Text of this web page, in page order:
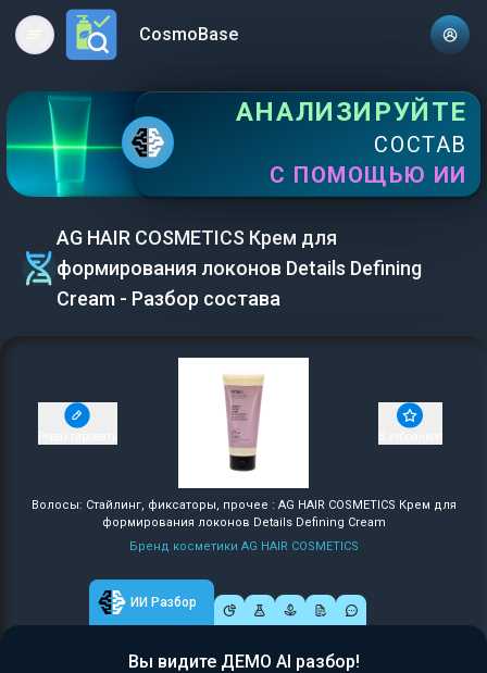
Open main menuCosmoBase
АНАЛИЗИРУЙТЕ
СОСТАВ
С ПОМОЩЬЮ ИИ
AG HAIR COSMETICS Крем для
формирования локонов Details Defining
Cream - Разбор состава
Волосы: Стайлинг, фиксаторы, прочее : AG HAIR COSMETICS Крем для
формирования локонов Details Defining Cream
Бренд косметики AG HAIR COSMETICS
ИИ Разбор
Вы видите ДЕМО AI разбор!